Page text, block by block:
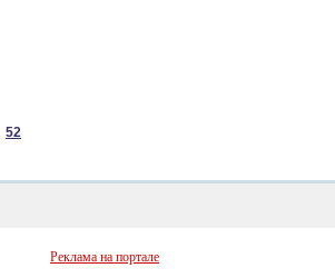
52
Реклама на портале